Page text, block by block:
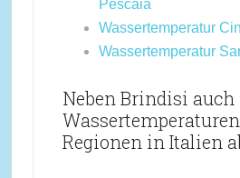
Pescaia
Wassertemperatur
Wassertemperatur
Neben Brindisi auch
Regionen in Italien